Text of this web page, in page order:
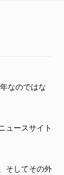
なのではな
ュースサイト
そしてその外